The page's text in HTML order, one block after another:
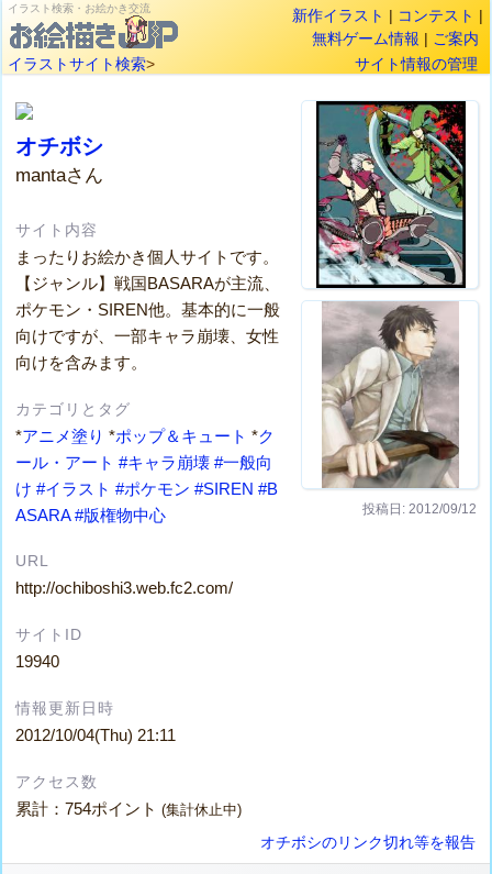
イラスト検索・お絵かき交流 新作イラスト | コンテスト |
無料ゲーム情報 | ご案内
イラストサイト検索> サイト情報の管理
投稿日: 2012/09/12
オチボシ
mantaさん
サイト内容
まったりお絵かき個人サイトです。
【ジャンル】戦国BASARAが主流、
ポケモン・SIREN他。基本的に一般
向けですが、一部キャラ崩壊、女性
向けを含みます。
カテゴリとタグ
*アニメ塗り *ポップ＆キュート *ク
ール・アート #キャラ崩壊 #一般向
け #イラスト #ポケモン #SIREN #B
ASARA #版権物中心
URL
http://ochiboshi3.web.fc2.com/
サイトID
19940
情報更新日時
2012/10/04(Thu) 21:11
アクセス数
累計：754ポイント(集計休止中)
オチボシのリンク切れ等を報告